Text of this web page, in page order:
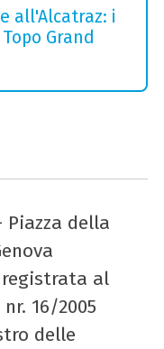
all'Alcatraz: i
Grand
Piazza della
al
16/2005
delle